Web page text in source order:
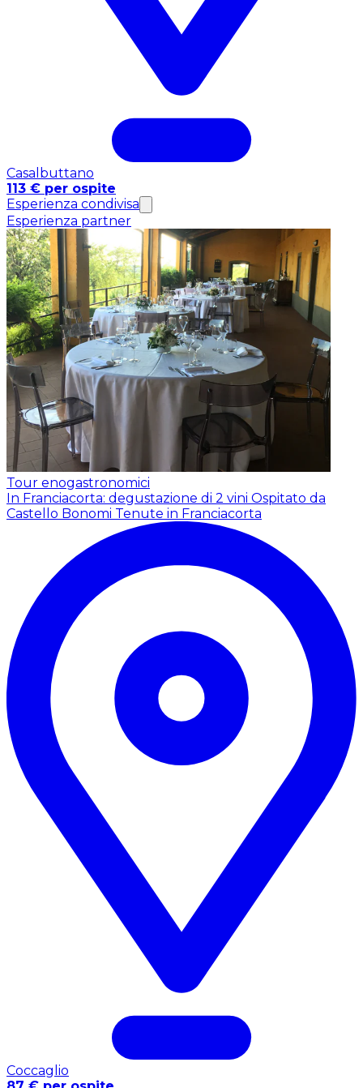
Casalbuttano
113 € per ospite
Esperienza condivisa
Esperienza partner
Tour enogastronomici
In Franciacorta: degustazione di 2 vini Ospitato da
Castello Bonomi Tenute in Franciacorta
Coccaglio